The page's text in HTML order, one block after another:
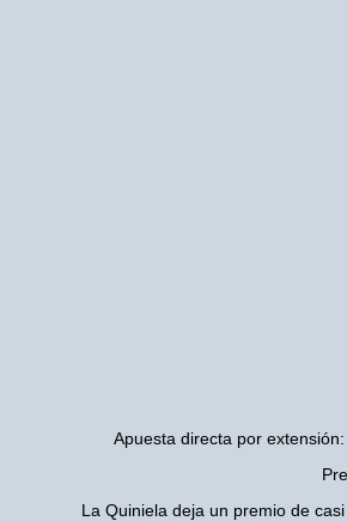
Apuesta directa por
La Quiniela deja un premio de